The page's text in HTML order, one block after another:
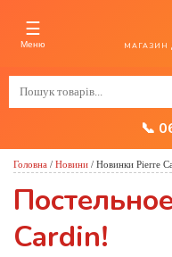
☰
Меню МАГАЗИН
📞
Головна / Новини / Новинки Pierre
Cardin!